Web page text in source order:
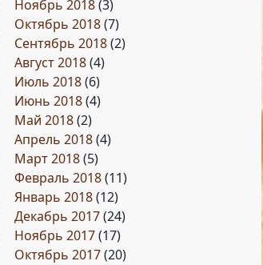
Ноябрь 2018(3)
Октябрь 2018(7)
Сентябрь 2018(2)
Август 2018(4)
Июль 2018(6)
Июнь 2018(4)
Май 2018(2)
Апрель 2018(4)
Март 2018(5)
Февраль 2018(11)
Январь 2018(12)
Декабрь 2017(24)
Ноябрь 2017(17)
Октябрь 2017(20)